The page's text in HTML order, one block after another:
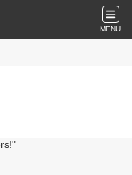
MENU